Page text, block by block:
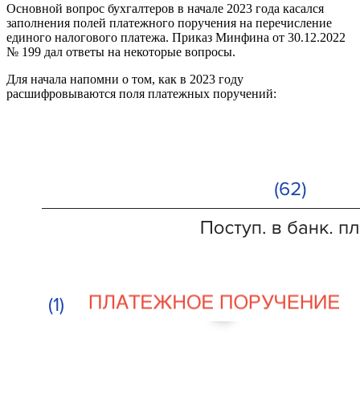
Основной вопрос бухгалтеров в начале 2023 года касался
заполнения полей платежного поручения на перечисление
единого налогового платежа. Приказ Минфина от 30.12.2022
№ 199 дал ответы на некоторые вопросы.
Для начала напомни о том, как в 2023 году
расшифровываются поля платежных поручений: